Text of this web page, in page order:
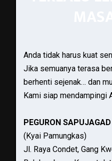
Anda tidak harus kuat
Jika semuanya terasa
berhenti sejenak… dan
Kami siap mendampingi
PEGURON SAPUJAGAD
(Kyai Pamungkas)
Jl. Raya Condet, Gang